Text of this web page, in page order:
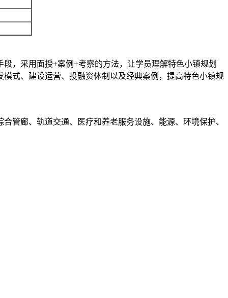
，采用面授+案例+考察的方法，让学员理解特色小镇规划
式、建设运营、投融资体制以及经典案例，提高特色小镇规
管廊、轨道交通、医疗和养老服务设施、能源、环境保护、